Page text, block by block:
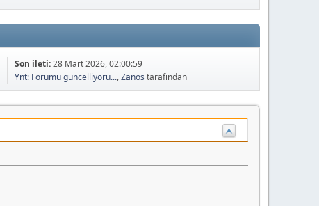
Son ileti:28 Mart 2026, 02:00:59
Ynt: Forumu güncelliyoru...,Zanos tarafından